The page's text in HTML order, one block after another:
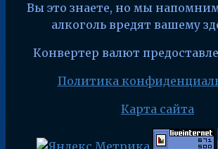
Вы это знаете, но мы
алкоголь вредят вашему
Конвертер валют
Политика
Карта сайта